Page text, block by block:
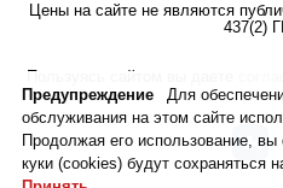
Предупреждение
Для
обслуживания на этом сайте
Продолжая его использование,
куки (cookies) будут сохраняться
Цены на сайте не являются
437(2)
Пользуясь сайтом вы даете